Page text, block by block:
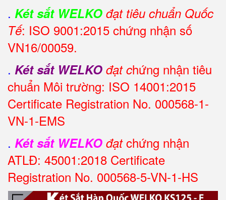
. Két sắt WELKO đạt tiêu chuẩn Quốc
Tế: ISO 9001:2015 chứng nhận số
VN16/00059.
. Két sắt WELKO đạt chứng nhận tiêu
chuẩn Môi trường: ISO 14001:2015
Certificate Registration No. 000568-1-
VN-1-EMS
. Két sắt WELKO đạtchứng nhận
ATLĐ: 45001:2018 Certificate
Registration No. 000568-5-VN-1-HS